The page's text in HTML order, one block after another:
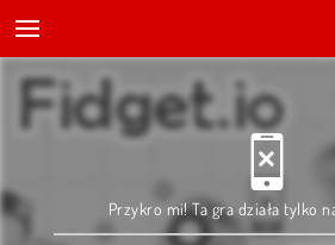
Przykro mi! Ta gra działa tylko